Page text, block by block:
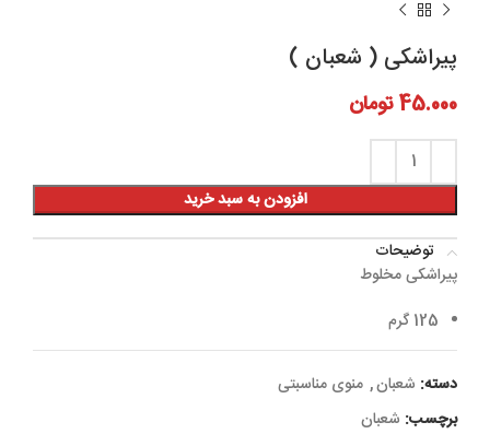
پیراشکی ( شعبان )
45.000تومان
افزودن به سبد خرید
توضیحات
پیراشکی مخلوط
125 گرم
دسته: شعبان, منوی مناسبتی
برچسب: شعبان